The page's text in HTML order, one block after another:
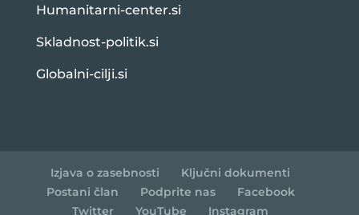
Humanitarni-center.si
Skladnost-politik.si
Globalni-cilji.si
Izjava o zasebnosti
Ključni dokumenti
Postani član
Podprite nas
Facebook
Twitter
YouTube Instagram